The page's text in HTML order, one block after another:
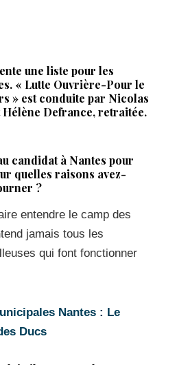
une liste pour les
« Lutte Ouvrière-Pour le
» est conduite par Nicolas
Defrance, retraitée.
candidat à Nantes pour
quelles raisons avez-
?
entendre le camp des
jamais tous les
qui font fonctionner
Nantes : Le
Ducs